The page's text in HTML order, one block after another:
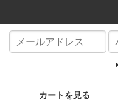
カートを見る